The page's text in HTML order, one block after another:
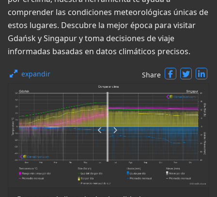
comprender las condiciones meteorológicas únicas de
estos lugares. Descubre la mejor época para visitar
Gdańsk y Singapur y toma decisiones de viaje
informadas basadas en datos climáticos precisos.
expandir Share